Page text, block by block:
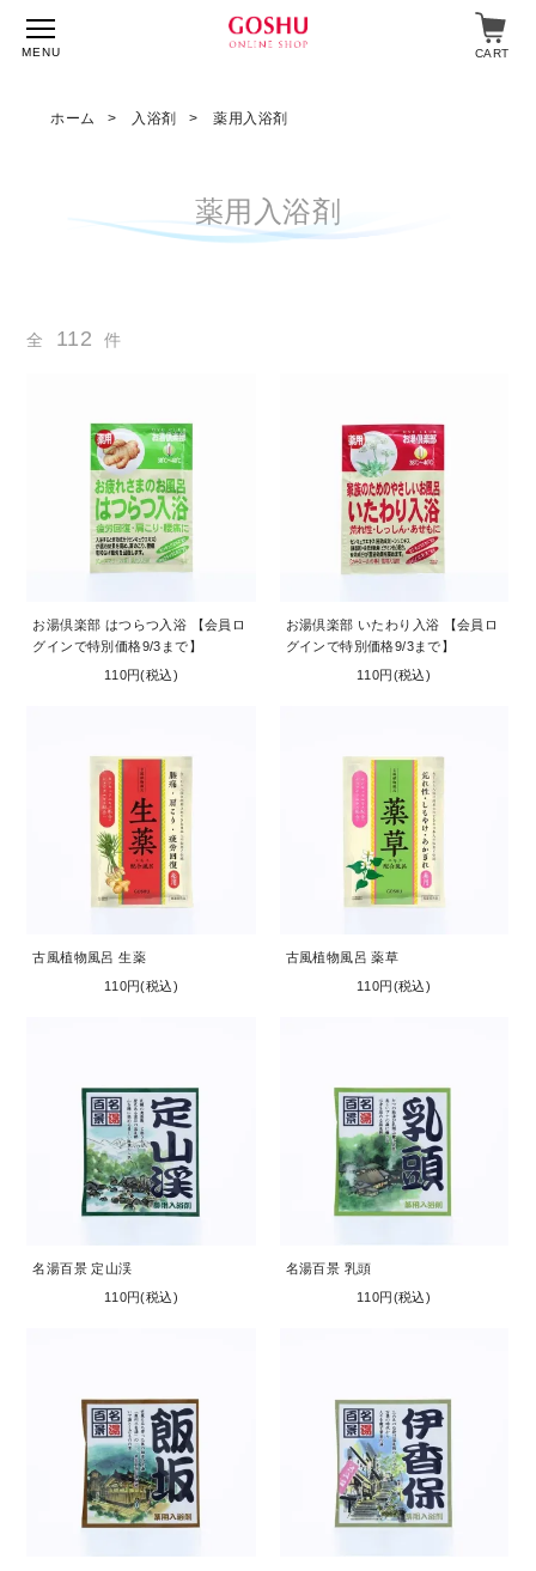
スキンケア
ショップガイド よくあるご質問
ギフト対応について メルマガ登録
MENU CART
ホーム 入浴剤 薬用入浴剤
薬用入浴剤
全 112 件
お湯倶楽部 はつらつ入浴 【会員ロ
グインで特別価格9/3まで】
110円(税込)
お湯倶楽部 いたわり入浴 【会員ロ
グインで特別価格9/3まで】
110円(税込)
古風植物風呂 生薬
110円(税込)
古風植物風呂 薬草
110円(税込)
名湯百景 定山渓
110円(税込)
名湯百景 乳頭
110円(税込)